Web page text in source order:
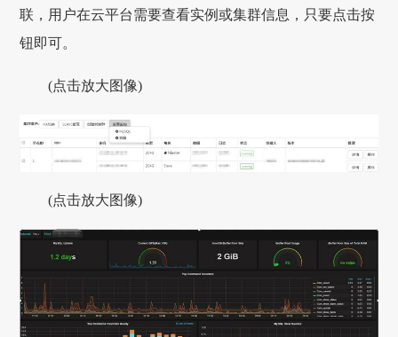
联，用户在云平台需要查看实例或集群信息，只要点击按
钮即可。
(点击放大图像)
(点击放大图像)